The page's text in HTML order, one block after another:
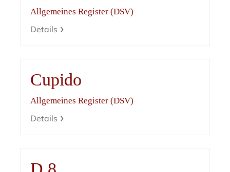
Allgemeines Register (DSV)
Details
Cupido
Allgemeines Register (DSV)
Details